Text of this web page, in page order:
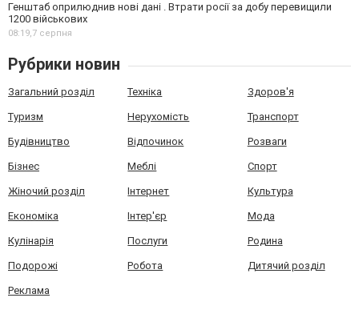
Генштаб оприлюднив нові дані . Втрати росії за добу перевищили
1200 військових
08:19,7 серпня
Рубрики новин
Загальний розділ Техніка Здоров'я
Туризм Нерухомість Транспорт
Будівництво Відпочинок Розваги
Бізнес Меблі Спорт
Жіночий розділ Інтернет Культура
Економіка Інтер'єр Мода
Кулінарія Послуги Родина
Подорожі Робота Дитячий розділ
Реклама